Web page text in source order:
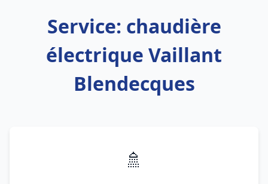
Service: chaudière
électrique Vaillant
Blendecques
🚿